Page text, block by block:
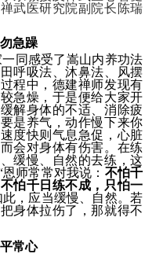
武医研究院副院长陈瑞
急躁
同感受了嵩山内养功法
呼吸法、沐鼻法、风摆
程中，德建禅师发现有
急燥，于是便给大家开
解身体的不适、消除疲
是养气，动作慢下来你
度快则气息急促，心脏
会对身体有伤害。在练
缓慢、自然的去练，这
师常常对我说： 不怕千
怕千日练不成，只怕一
，应当缓慢、自然。若
身体拉伤了，那就得不
常心